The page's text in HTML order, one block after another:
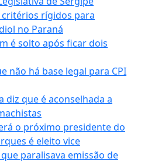
rígidos para
no Paraná
é solto após ficar dois
não há base legal para CPI
diz que é aconselhada a
o próximo presidente do
é eleito vice
paralisava emissão de